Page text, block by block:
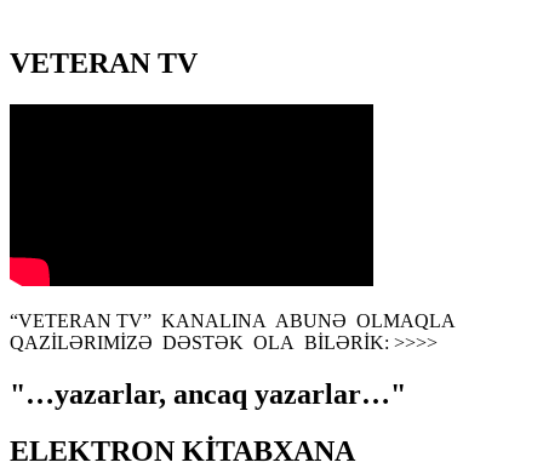
VETERAN TV
“VETERAN TV” KANALINA ABUNƏ OLMAQLA
QAZİLƏRIMİZƏ DƏSTƏK OLA BİLƏRİK: >>>>
"…yazarlar, ancaq yazarlar…"
ELEKTRON KİTABXANA